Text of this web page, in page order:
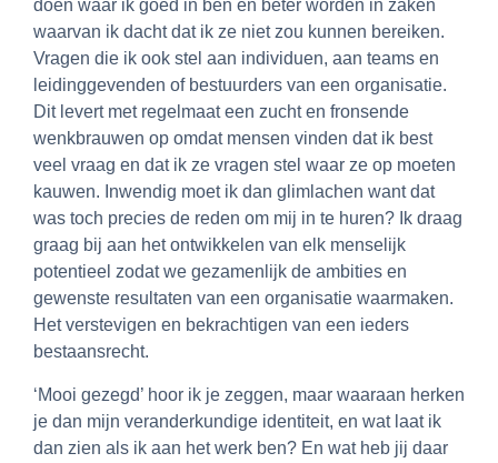
doen waar ik goed in ben en beter worden in zaken
waarvan ik dacht dat ik ze niet zou kunnen bereiken.
Vragen die ik ook stel aan individuen, aan teams en
leidinggevenden of bestuurders van een organisatie.
Dit levert met regelmaat een zucht en fronsende
wenkbrauwen op omdat mensen vinden dat ik best
veel vraag en dat ik ze vragen stel waar ze op moeten
kauwen. Inwendig moet ik dan glimlachen want dat
was toch precies de reden om mij in te huren? Ik draag
graag bij aan het ontwikkelen van elk menselijk
potentieel zodat we gezamenlijk de ambities en
gewenste resultaten van een organisatie waarmaken.
Het verstevigen en bekrachtigen van een ieders
bestaansrecht.
‘Mooi gezegd’ hoor ik je zeggen, maar waaraan herken
je dan mijn veranderkundige identiteit, en wat laat ik
dan zien als ik aan het werk ben? En wat heb jij daar